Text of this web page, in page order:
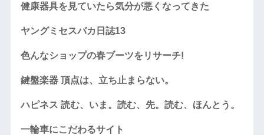
健康器具を見ていたら気分が悪くなってきた
ヤングミセスバカ日誌13
色んなショップの春ブーツをリサーチ!
鍵盤楽器 頂点は、立ち止まらない。
ハピネス 読む、いま。読む、先。読む、ほんとう。
一輪車にこだわるサイト